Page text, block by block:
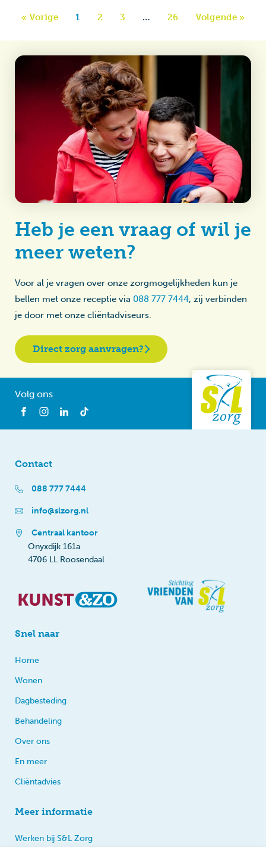
« Vorige 1 2 3 … 26 Volgende »
Heb je een vraag of wil je
meer weten?
Voor al je vragen over onze zorgmogelijkheden kun je
bellen met onze receptie via 088 777 7444, zij verbinden
je door met onze cliëntadviseurs.
Direct zorg aanvragen?
Volg ons
Contact
088 777 7444
info@slzorg.nl
Centraal kantoor
Onyxdijk 161a
4706 LL Roosendaal
Snel naar
Home
Wonen
Dagbesteding
Behandeling
Over ons
En meer
Cliëntadvies
Meer informatie
Werken bij S&L Zorg